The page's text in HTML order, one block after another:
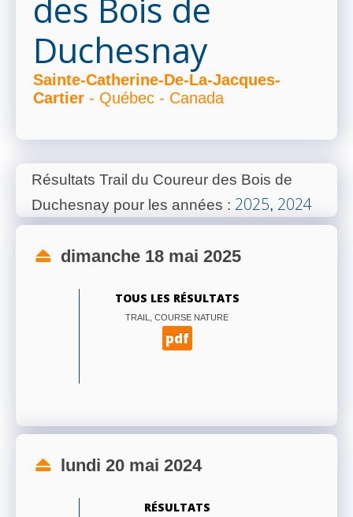
des Bois de
Duchesnay
Sainte-Catherine-De-La-Jacques-
Cartier - Québec - Canada
Résultats Trail du Coureur des Bois de
Duchesnay pour les années : 2025, 2024
dimanche 18 mai 2025
TOUS LES RÉSULTATS
TRAIL, COURSE NATURE
pdf
lundi 20 mai 2024
RÉSULTATS